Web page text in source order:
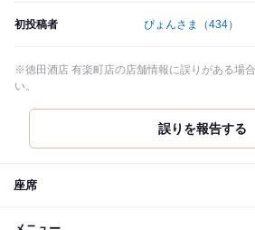
初投稿者 ぴょんさま （434）
※徳田酒店 有楽町店の店舗情報に誤りがある場
い。
誤りを報告する
座席